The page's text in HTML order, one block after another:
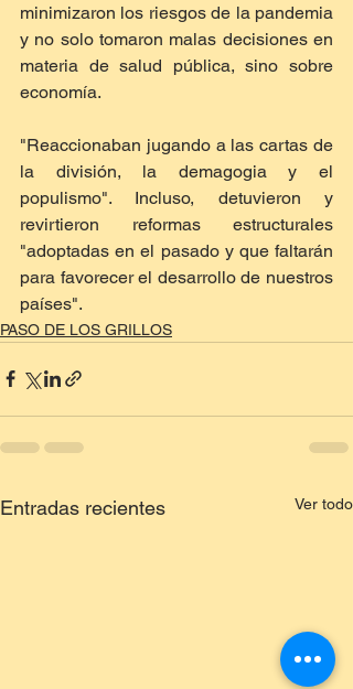
minimizaron los riesgos de la pandemia
y no solo tomaron malas decisiones en
materia de salud pública, sino sobre
economía.
"Reaccionaban jugando a las cartas de
la división, la demagogia y el
populismo". Incluso, detuvieron y
revirtieron reformas estructurales
"adoptadas en el pasado y que faltarán
para favorecer el desarrollo de nuestros
países".
PASO DE LOS GRILLOS
Entradas recientes Ver todo